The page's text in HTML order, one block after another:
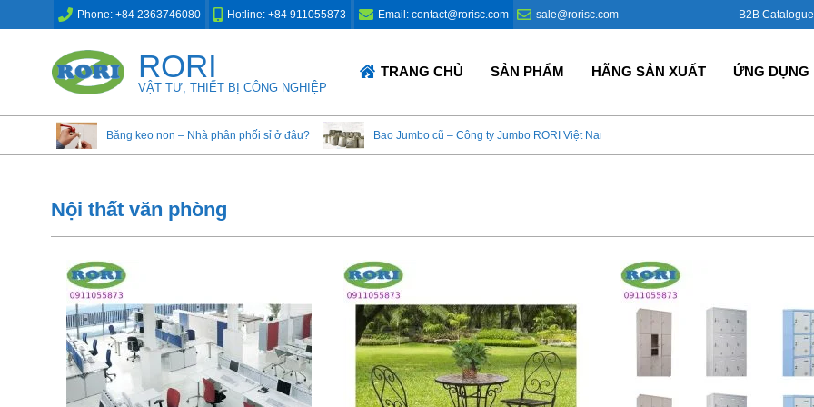
to
Phone: +84 2363746080 Hotline: +84 911055873 Email: contact@rorisc.com sale@rorisc.com B2B Catalogue
RORI
VẬT TƯ, THIẾT BỊ CÔNG NGHIỆP
Primary
TRANG CHỦ SẢN PHẨM HÃNG SẢN XUẤT ỨNG DỤNG
Băng keo non – Nhà phân phối sỉ ở đâu? Bao Jumbo cũ – Công ty Jumbo RORI Việt Nam? Bao Jumbo giá rẻ – Giải
Nội thất văn phòng